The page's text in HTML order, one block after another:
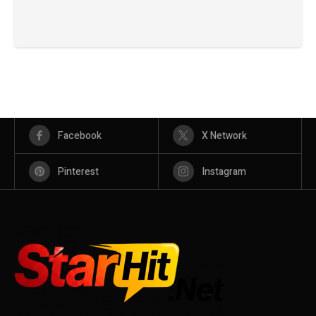
Facebook X Network
Pinterest Instagram